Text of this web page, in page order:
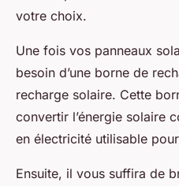
votre choix.
Une fois vos panneaux
besoin d’une borne de
recharge solaire. Cette
convertir l’énergie solaire
en électricité utilisable
Ensuite, il vous suffira de